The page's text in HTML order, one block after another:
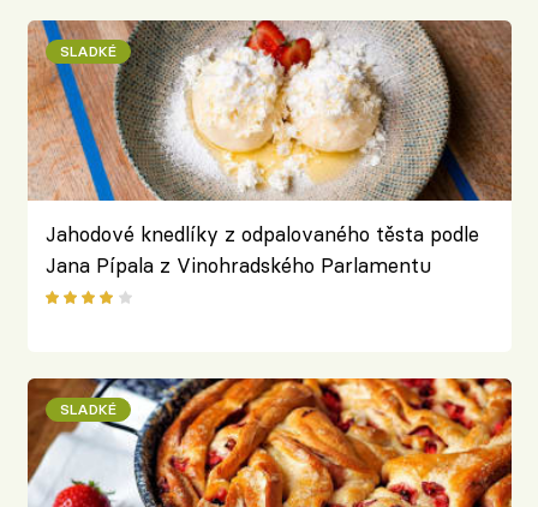
SLADKÉ
Jahodové knedlíky z odpalovaného těsta podle
Jana Pípala z Vinohradského Parlamentu
SLADKÉ